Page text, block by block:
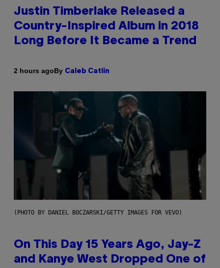
Justin Timberlake Released a
Country-Inspired Album in 2018
Long Before It Became a Trend
2 hours agoBy Caleb Catlin
(PHOTO BY DANIEL BOCZARSKI/GETTY IMAGES FOR VEVO)
On This Day 15 Years Ago, Jay-Z
and Kanye West Dropped One of